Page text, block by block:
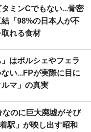
ミンCでもない...骨密
「98%の日本人が不
れる食材
」はポルシェやフェラ
い...FPが実際に目に
マ」の真実
のに巨大廃墟がそび
駅」が映し出す昭和